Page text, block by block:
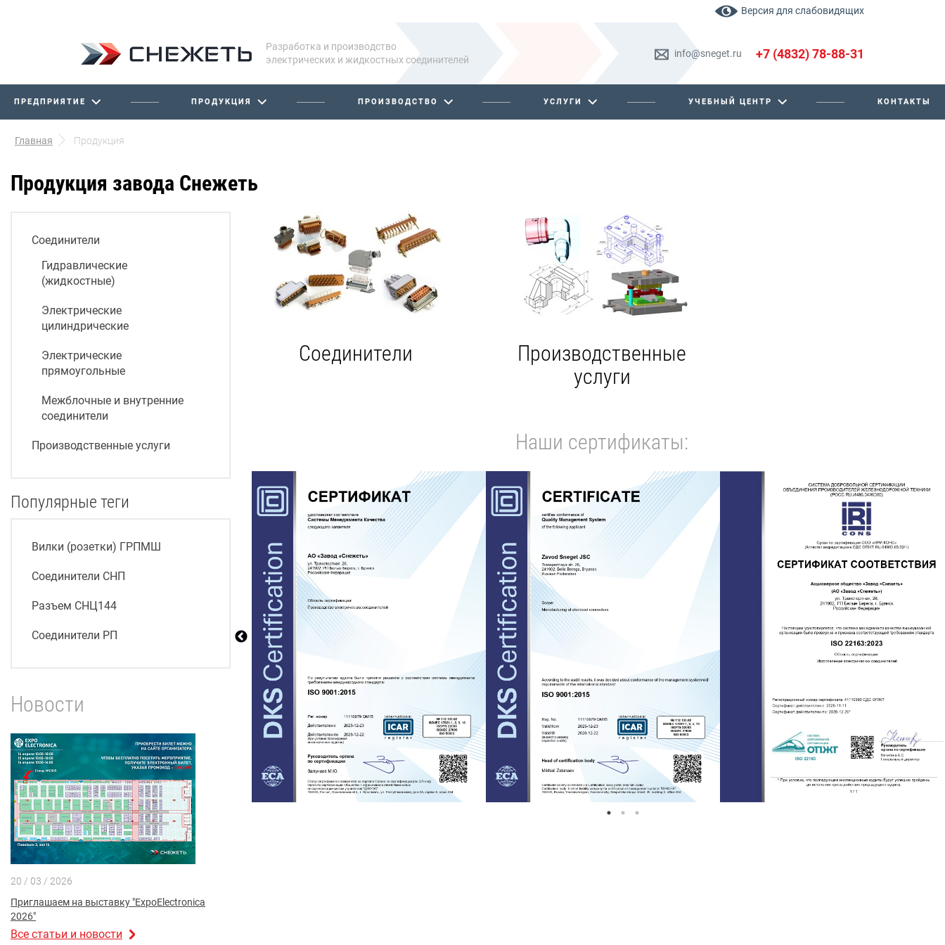
Версия для слабовидящих
Разработка и производство
электрических и жидкостных соединителей
info@sneget.ru +7 (4832) 78-88-31
ПРЕДПРИЯТИЕ ПРОДУКЦИЯ ПРОИЗВОДСТВО УСЛУГИ УЧЕБНЫЙ ЦЕНТР КОНТАКТЫ
Главная Продукция
Продукция завода Снежеть
Соединители
Гидравлические
(жидкостные)
Электрические
цилиндрические
Электрические
прямоугольные
Межблочные и внутренние
соединители
Производственные услуги
Популярные теги
Вилки (розетки) ГРПМШ
Соединители СНП
Разъем СНЦ144
Соединители РП
Новости
20 / 03 / 2026
Приглашаем на выставку "ExpoElectronica
2026"
Все статьи и новости
Соединители
Производственные
услуги
Наши сертификаты: